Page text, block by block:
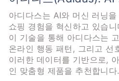
아디다스는 AI와 머신 러닝
쇼핑 경험을 혁신하고 있습니
이 기술을 통해 아디다스는
온라인 행동 패턴, 그리고 선
이러한 데이터를 기반으로,
인 맞춤형 제품을 추천합니다.